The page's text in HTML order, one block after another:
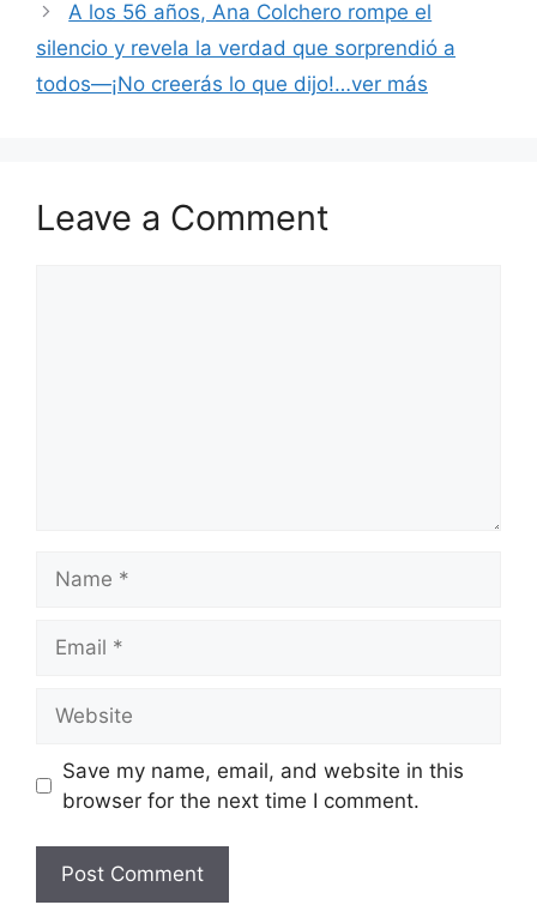
A los 56 años, Ana Colchero rompe el
silencio y revela la verdad que sorprendió a
todos—¡No creerás lo que dijo!…ver más
Leave a Comment
Save my name, email, and website in this
browser for the next time I comment.